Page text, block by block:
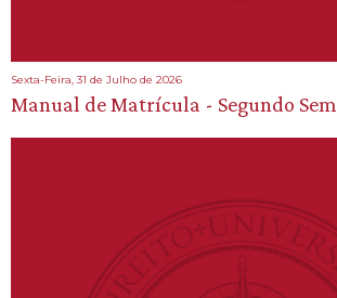
Sexta-Feira, 31 de Julho de 2026
Manual de Matrícula - Segundo